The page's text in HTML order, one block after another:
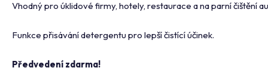
Vhodný pro úklidové firmy, hotely, restaurace a na parní čištění
Funkce přisávání detergentu pro lepší čistící účinek.
Předvedení zdarma!